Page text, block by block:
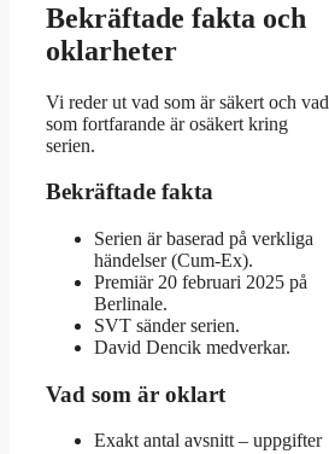
Bekräftade fakta och
oklarheter
Vi reder ut vad som är säkert och vad
som fortfarande är osäkert kring
serien.
Bekräftade fakta
Serien är baserad på verkliga
händelser (Cum-Ex).
Premiär 20 februari 2025 på
Berlinale.
SVT sänder serien.
David Dencik medverkar.
Vad som är oklart
Exakt antal avsnitt – uppgifter